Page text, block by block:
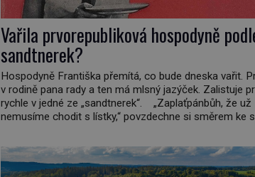
Vařila prvorepubliková hospodyně
sandtnerek?
Hospodyně Františka přemítá, co bude dneska vařit.
v rodině pana rady a ten má mlsný jazýček. Zalistuje
rychle v jedné ze „sandtnerek“. „Zaplaťpánbůh, že už
nemusíme chodit s lístky,“ povzdechne si směrem ke
republiky fungoval kvůli nedostatku zboží přídělový